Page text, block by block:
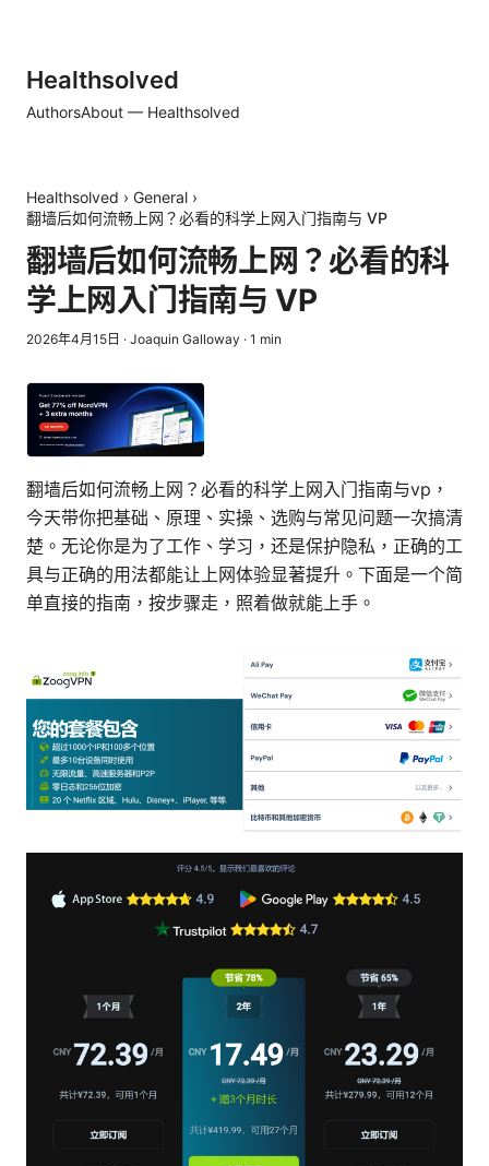
Healthsolved
AuthorsAbout — Healthsolved
Healthsolved › General ›
翻墙后如何流畅上网？必看的科学上网入门指南与 VP
翻墙后如何流畅上网？必看的科
学上网入门指南与 VP
2026年4月15日 · Joaquin Galloway · 1 min
翻墙后如何流畅上网？必看的科学上网入门指南与vp，
今天带你把基础、原理、实操、选购与常见问题一次搞清
楚。无论你是为了工作、学习，还是保护隐私，正确的工
具与正确的用法都能让上网体验显著提升。下面是一个简
单直接的指南，按步骤走，照着做就能上手。